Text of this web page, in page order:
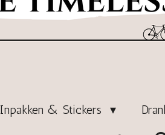
Inpakken & Stickers